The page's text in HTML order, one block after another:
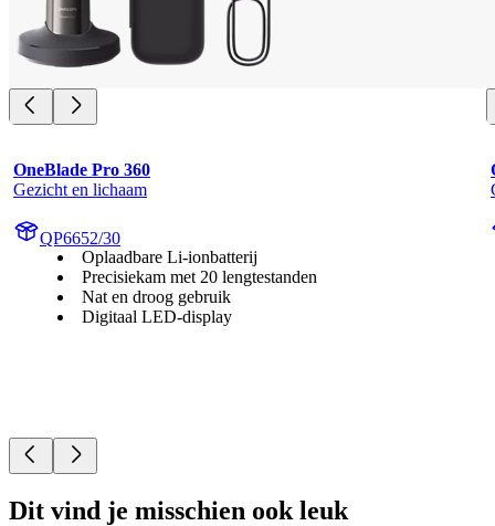
OneBlade Pro 360
Gezicht en lichaam
QP6652/30
Oplaadbare Li-ionbatterij
Precisiekam met 20 lengtestanden
Nat en droog gebruik
Digitaal LED-display
Dit vind je misschien ook leuk